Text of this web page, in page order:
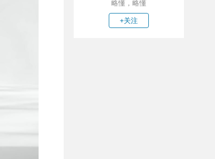
略懂，略懂
+关注